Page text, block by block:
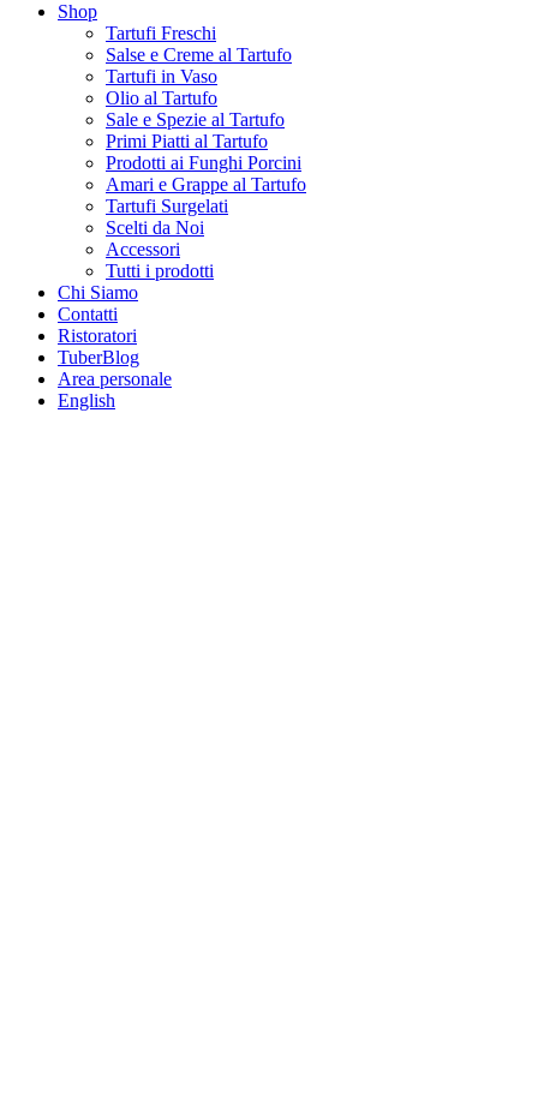
Shop
Tartufi Freschi
Salse e Creme al Tartufo
Tartufi in Vaso
Olio al Tartufo
Sale e Spezie al Tartufo
Primi Piatti al Tartufo
Prodotti ai Funghi Porcini
Amari e Grappe al Tartufo
Tartufi Surgelati
Scelti da Noi
Accessori
Tutti i prodotti
Chi Siamo
Contatti
Ristoratori
TuberBlog
Area personale
English